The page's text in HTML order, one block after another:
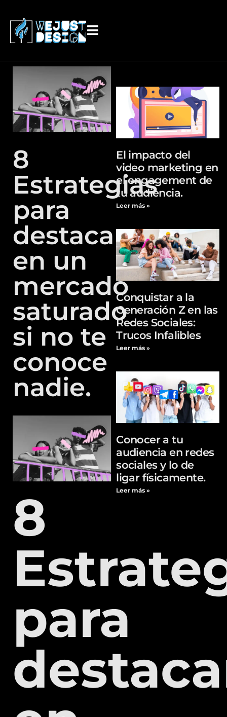
8
Estrategias
para
destacar
en un
mercado
saturado
si no te
conoce
nadie.
8
para
El impacto del
video marketing en
el engagement de
tu audiencia.
Leer más »
Conquistar a la
Generación Z en las
Redes Sociales:
Trucos Infalibles
Leer más »
Conocer a tu
audiencia en redes
sociales y lo de
ligar físicamente.
Leer más »